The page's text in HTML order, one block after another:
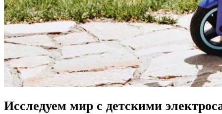
Исследуем мир с детскими